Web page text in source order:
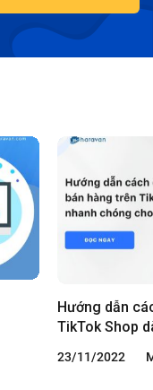
Hướng dẫn
TikTok Shop
23/11/2022